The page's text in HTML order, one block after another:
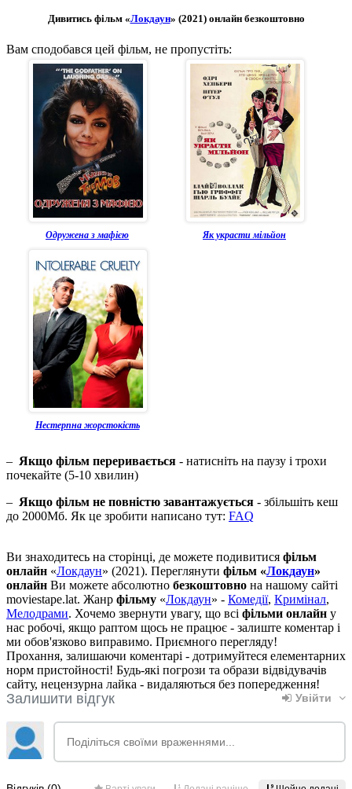
Дивитись фільм «Локдаун» (2021) онлайн безкоштовно
Вам сподобався цей фільм, не пропустіть:
Одружена з мафією Як украсти мільйон
Нестерпна жорстокість
– Якщо фільм переривається - натисніть на паузу і трохи
почекайте (5-10 хвилин)
– Якщо фільм не повністю завантажується - збільшіть кеш
до 2000Мб. Як це зробити написано тут: FAQ
Ви знаходитесь на сторінці, де можете подивитися фільм
онлайн «Локдаун» (2021). Переглянути фільм «Локдаун»
онлайн Ви можете абсолютно безкоштовно на нашому сайті
moviestape.lat. Жанр фільму «Локдаун» - Комедії, Кримінал,
Мелодрами. Хочемо звернути увагу, що всі фільми онлайн у
нас робочі, якщо раптом щось не працює - залиште коментар і
ми обов'язково виправимо. Приємного перегляду!
Прохання, залишаючи коментарі - дотримуйтеся елементарних
норм пристойності! Будь-які погрози та образи відвідувачів
сайту, нецензурна лайка - видаляються без попередження!